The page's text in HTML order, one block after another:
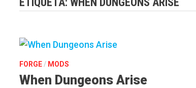
FORGE / MODS
When Dungeons Arise